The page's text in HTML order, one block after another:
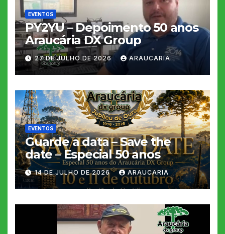
EVENTOS
PY2YU – Depoimento 50 anos
Araucária DX Group
27 DE JULHO DE 2026 ARAUCARIA
EVENTOS
Guarde a data – Save the
date – Especial 50 anos
14 DE JULHO DE 2026 ARAUCARIA